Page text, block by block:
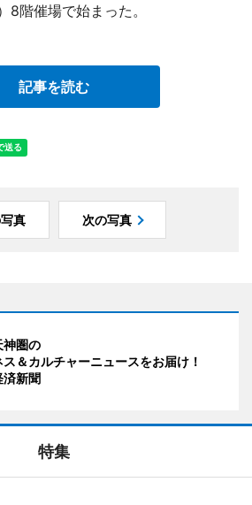
8階催場で始まった。
記事を読む
真 次の写真
神圏の
ス＆カルチャーニュースをお届け！
済新聞
特集